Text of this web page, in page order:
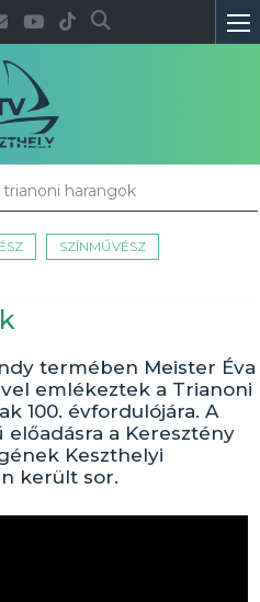
harangok
SZÍNMŰVÉSZ
termében Meister Éva
emlékeztek a Trianoni
100. évfordulójára. A
a Keresztény
Keszthelyi
került sor.